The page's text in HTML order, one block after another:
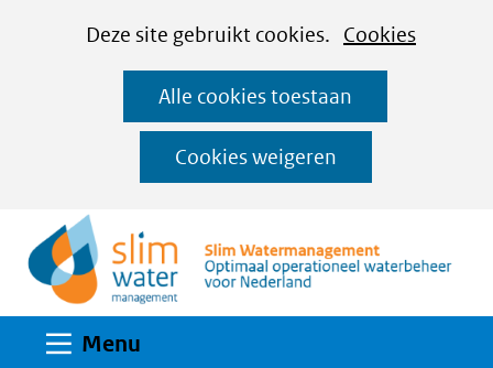
CookiesDeze site gebruikt cookies. Cookies
op
deze
website
worden
Alle cookies toestaan
Cookies weigeren
Ga
naar
de
inhoud
Menu